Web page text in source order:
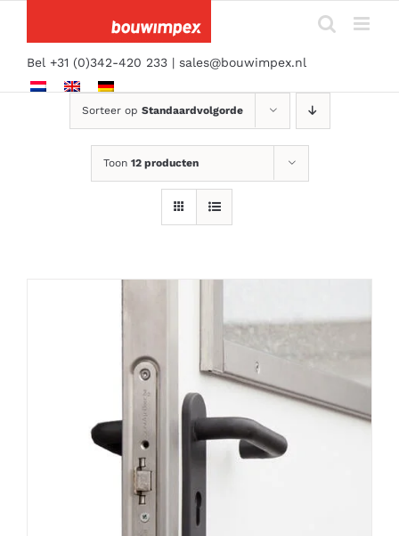
inhoud
Bel +31 (0)342-420 233 | sales@bouwimpex.nl
Sorteer op Standaardvolgorde
Toon 12 producten